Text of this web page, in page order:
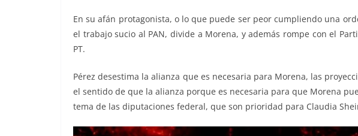
En su afán protagonista, o lo que puede ser peor cumpliendo una
el trabajo sucio al PAN, divide a Morena, y además rompe con el
PT.
Pérez desestima la alianza que es necesaria para Morena, las
el sentido de que la alianza porque es necesaria para que Morena
tema de las diputaciones federal, que son prioridad para Claudia